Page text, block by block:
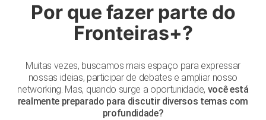
Por que fazer parte do
Fronteiras+?
Muitas vezes, buscamos mais espaço para expressar
nossas ideias, participar de debates e ampliar nosso
networking. Mas, quando surge a oportunidade, você está
realmente preparado para discutir diversos temas com
profundidade?